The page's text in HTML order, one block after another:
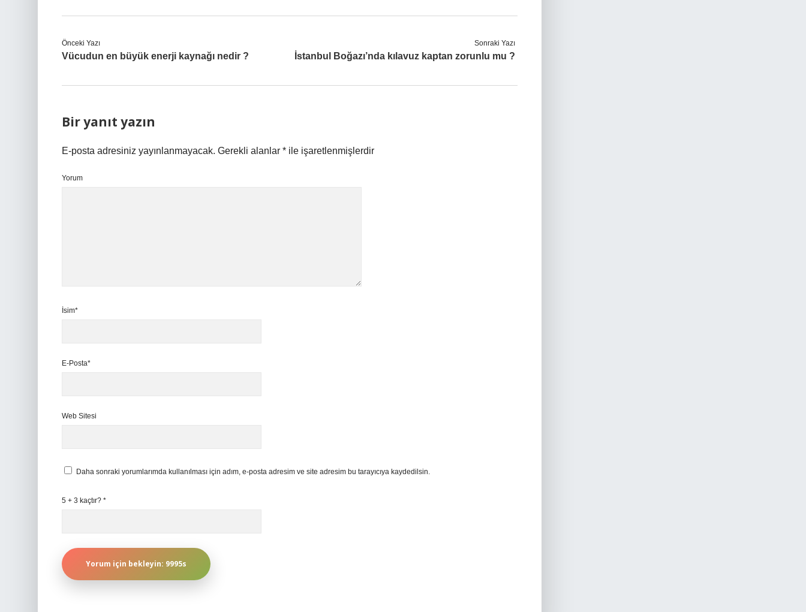
Önceki Yazı
Vücudun en büyük enerji kaynağı nedir ?
Sonraki Yazı
İstanbul Boğazı’nda kılavuz kaptan zorunlu mu ?
Bir yanıt yazın
E-posta adresiniz yayınlanmayacak. Gerekli alanlar * ile işaretlenmişlerdir
Yorum
İsim*
E-Posta*
Web Sitesi
Daha sonraki yorumlarımda kullanılması için adım, e-posta adresim ve site adresim bu tarayıcıya kaydedilsin.
5 + 3 kaçtır? *